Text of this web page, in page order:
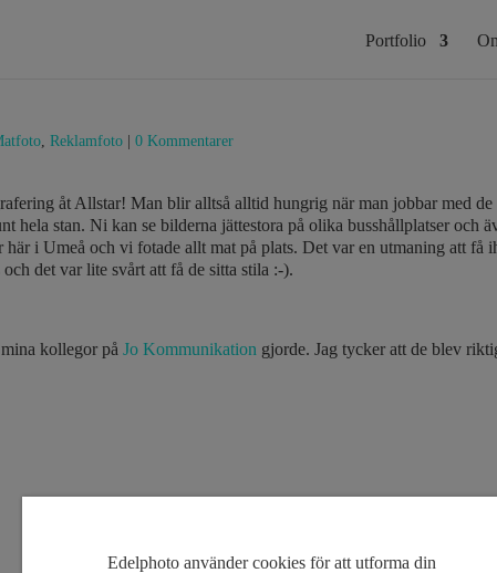
Portfolio
, Reklamfoto 0 Kommentarer
åt Allstar! Man blir alltså alltid hungrig när man jobbar med
hela stan. Ni kan se bilderna jättestora på olika busshållplatser och
här i Umeå och vi fotade allt mat på plats. Det var en utmaning att få
det var lite svårt att få de sitta stila :-).
kollegor på Jo Kommunikation gjorde. Jag tycker att de blev
Edelphoto använder cookies för att utforma din